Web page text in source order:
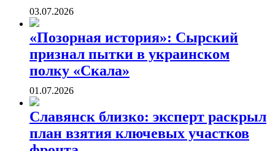
03.07.2026
«Позорная история»: Сырский
признал пытки в украинском
полку «Скала»
01.07.2026
Славянск близко: эксперт раскрыл
план взятия ключевых участков